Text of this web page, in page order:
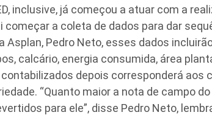
inclusive, já começou a atuar com a
começar a coleta de dados para dar
Asplan, Pedro Neto, esses dados
calcário, energia consumida, área
depois corresponderá aos
“Quanto maior a nota de campo
para ele”, disse Pedro Neto,